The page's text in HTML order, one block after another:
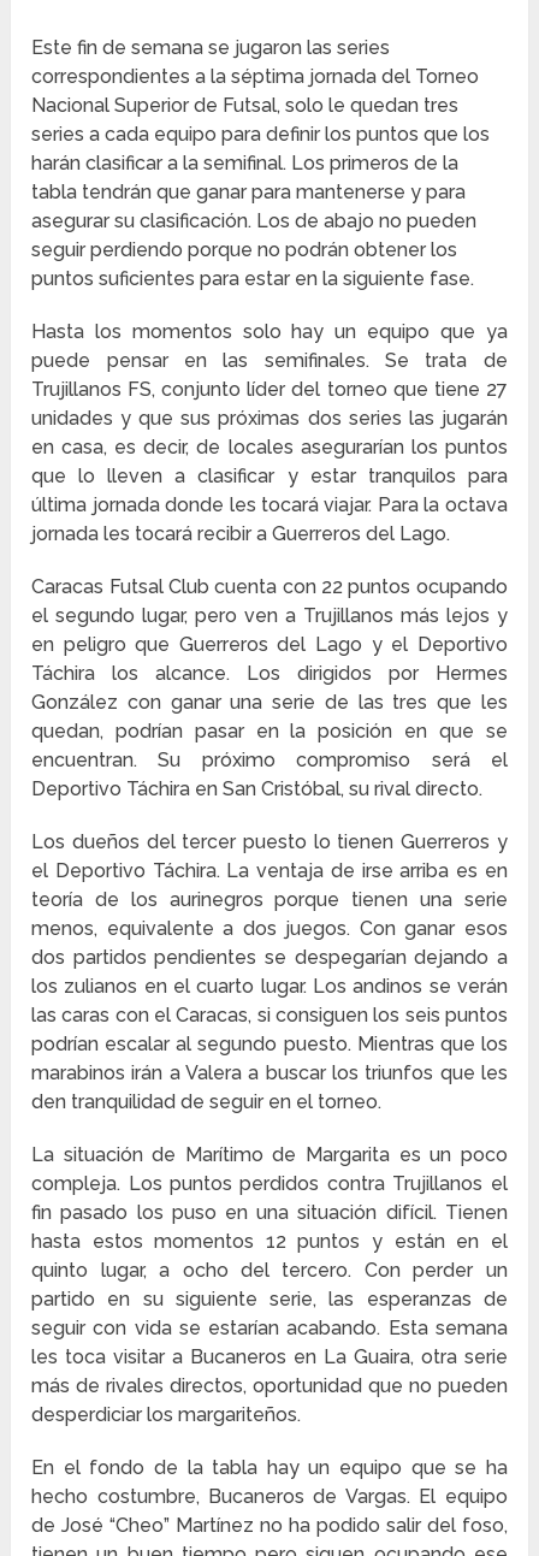
Este fin de semana se jugaron las series
correspondientes a la séptima jornada del Torneo
Nacional Superior de Futsal, solo le quedan tres
series a cada equipo para definir los puntos que los
harán clasificar a la semifinal. Los primeros de la
tabla tendrán que ganar para mantenerse y para
asegurar su clasificación. Los de abajo no pueden
seguir perdiendo porque no podrán obtener los
puntos suficientes para estar en la siguiente fase.
Hasta los momentos solo hay un equipo que ya
puede pensar en las semifinales. Se trata de
Trujillanos FS, conjunto líder del torneo que tiene 27
unidades y que sus próximas dos series las jugarán
en casa, es decir, de locales asegurarían los puntos
que lo lleven a clasificar y estar tranquilos para
última jornada donde les tocará viajar. Para la octava
jornada les tocará recibir a Guerreros del Lago.
Caracas Futsal Club cuenta con 22 puntos ocupando
el segundo lugar, pero ven a Trujillanos más lejos y
en peligro que Guerreros del Lago y el Deportivo
Táchira los alcance. Los dirigidos por Hermes
González con ganar una serie de las tres que les
quedan, podrían pasar en la posición en que se
encuentran. Su próximo compromiso será el
Deportivo Táchira en San Cristóbal, su rival directo.
Los dueños del tercer puesto lo tienen Guerreros y
el Deportivo Táchira. La ventaja de irse arriba es en
teoría de los aurinegros porque tienen una serie
menos, equivalente a dos juegos. Con ganar esos
dos partidos pendientes se despegarían dejando a
los zulianos en el cuarto lugar. Los andinos se verán
las caras con el Caracas, si consiguen los seis puntos
podrían escalar al segundo puesto. Mientras que los
marabinos irán a Valera a buscar los triunfos que les
den tranquilidad de seguir en el torneo.
La situación de Marítimo de Margarita es un poco
compleja. Los puntos perdidos contra Trujillanos el
fin pasado los puso en una situación difícil. Tienen
hasta estos momentos 12 puntos y están en el
quinto lugar, a ocho del tercero. Con perder un
partido en su siguiente serie, las esperanzas de
seguir con vida se estarían acabando. Esta semana
les toca visitar a Bucaneros en La Guaira, otra serie
más de rivales directos, oportunidad que no pueden
desperdiciar los margariteños.
En el fondo de la tabla hay un equipo que se ha
hecho costumbre, Bucaneros de Vargas. El equipo
de José “Cheo” Martínez no ha podido salir del foso,